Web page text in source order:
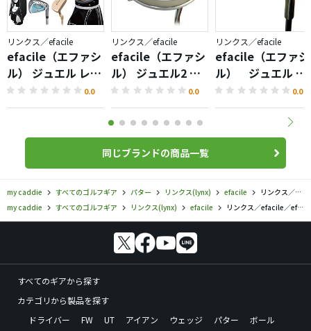
リンクス／efacile
efacile（エファシ
ル） ジュエル レデ
ィースセット
0.0
リンクス／efacile
efacile（エファシ
ル） ジュエル2 パ
ター
0.0
リンクス／efacile
efacile（エファシ
ル） ジュエル チ
ッパー ルピカ
0.0
同じブランドの商品一覧
my caddie すべてのゴルフギア パター リンクス(lynx) efacile
リンクス／efacile／efacile（エファシル） カラーパター ジュエルの口コミ評価
my caddie
すべてのゴルフギア リンクス(lynx) efacile リンクス／efacile／efacile（エファシル） カラーパター ジュエルの口コミ評価
すべてのギアから探す
カテゴリから製品を探す
ドライバー
FW UT アイアン ウェッジ パター
ボール